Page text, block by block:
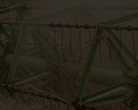
Dostawy
Praca
Ubezpieczenia